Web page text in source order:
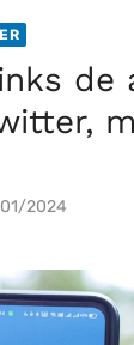
de
2024